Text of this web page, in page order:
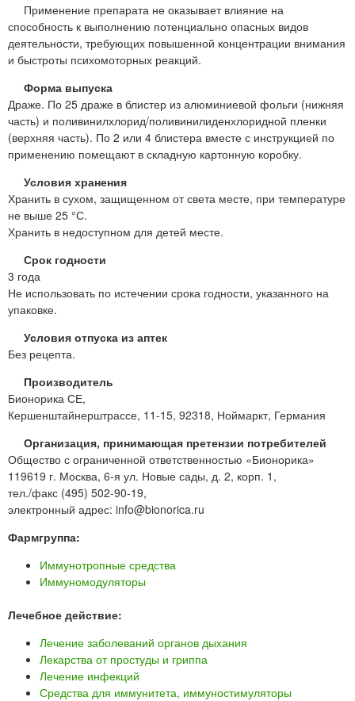
Применение препарата не оказывает влияние на
способность к выполнению потенциально опасных видов
деятельности, требующих повышенной концентрации внимания
и быстроты психомоторных реакций.
Форма выпуска
Драже. По 25 драже в блистер из алюминиевой фольги (нижняя
часть) и поливинилхлорид/поливинилиденхлоридной пленки
(верхняя часть). По 2 или 4 блистера вместе с инструкцией по
применению помещают в складную картонную коробку.
Условия хранения
Хранить в сухом, защищенном от света месте, при температуре
не выше 25 °С.
Хранить в недоступном для детей месте.
Срок годности
3 года
Не использовать по истечении срока годности, указанного на
упаковке.
Условия отпуска из аптек
Без рецепта.
Производитель
Бионорика СЕ,
Кершенштайнерштрассе, 11-15, 92318, Ноймаркт, Германия
Организация, принимающая претензии потребителей
Общество с ограниченной ответственностью «Бионорика»
119619 г. Москва, 6-я ул. Новые сады, д. 2, корп. 1,
тел./факс (495) 502-90-19,
электронный адрес: info@bionorica.ru
Фармгруппа:
Иммунотропные средства
Иммуномодуляторы
Лечебное действие:
Лечение заболеваний органов дыхания
Лекарства от простуды и гриппа
Лечение инфекций
Средства для иммунитета, иммуностимуляторы